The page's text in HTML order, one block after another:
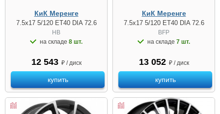
КиК Меренге
7.5x17 5/120 ET40 DIA 72.6
HB
на складе 8 шт.
12 543 ₽ / диск
купить
КиК Меренге
7.5x17 5/120 ET40 DIA 72.6
BFP
на складе 7 шт.
13 052 ₽ / диск
купить